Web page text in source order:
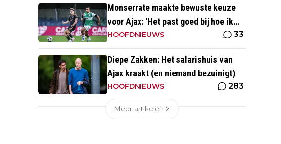
Monserrate maakte bewuste keuze
voor Ajax: 'Het past goed bij hoe ik
naar voetbal kijk’
HOOFDNIEUWS 33
Diepe Zakken: Het salarishuis van
Ajax kraakt (en niemand bezuinigt)
HOOFDNIEUWS 283
Meer artikelen